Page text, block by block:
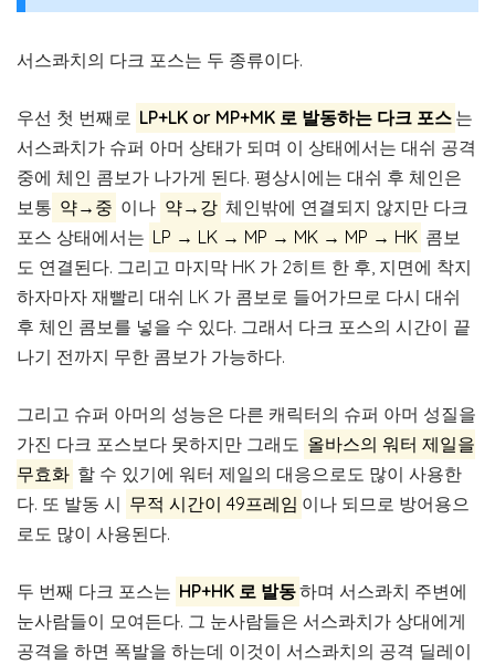
서스콰치의 다크 포스는 두 종류이다.
우선 첫 번째로 LP+LK or MP+MK 로 발동하는 다크 포스 는
서스콰치가 슈퍼 아머 상태가 되며 이 상태에서는 대쉬 공격
중에 체인 콤보가 나가게 된다. 평상시에는 대쉬 후 체인은
보통 약→중 이나 약→강 체인밖에 연결되지 않지만 다크
포스 상태에서는 LP → LK → MP → MK → MP → HK 콤보
도 연결된다. 그리고 마지막 HK 가 2히트 한 후, 지면에 착지
하자마자 재빨리 대쉬 LK 가 콤보로 들어가므로 다시 대쉬
후 체인 콤보를 넣을 수 있다. 그래서 다크 포스의 시간이 끝
나기 전까지 무한 콤보가 가능하다.
그리고 슈퍼 아머의 성능은 다른 캐릭터의 슈퍼 아머 성질을
가진 다크 포스보다 못하지만 그래도 올바스의 워터 제일을
무효화 할 수 있기에 워터 제일의 대응으로도 많이 사용한
다. 또 발동 시 무적 시간이 49프레임 이나 되므로 방어용으
로도 많이 사용된다.
두 번째 다크 포스는 HP+HK 로 발동하며 서스콰치 주변에
눈사람들이 모여든다. 그 눈사람들은 서스콰치가 상대에게
공격을 하면 폭발을 하는데 이것이 서스콰치의 공격 딜레이